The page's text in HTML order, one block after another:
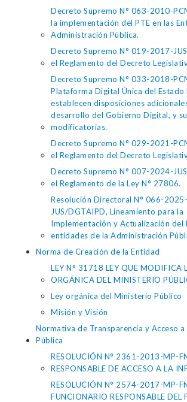
Decreto Supremo N° 063-2010-
la implementación del PTE en las
Administración Pública.
Decreto Supremo N° 019-2017-
el Reglamento del Decreto
Decreto Supremo N° 033-2018-
Plataforma Digital Única del Estado
establecen disposiciones
desarrollo del Gobierno Digital, y
modificatorias.
Decreto Supremo N° 029-2021-
el Reglamento del Decreto
Decreto Supremo N° 007-2024-
el Reglamento de la Ley N° 27806.
Resolución Directoral N° 066-2025-
JUS/DGTAIPD, Lineamiento para la
Implementación y Actualización del
entidades de la Administración
Norma de Creación de la Entidad
LEY N° 31718 LEY QUE MODIFICA
ORGÁNICA DEL MINISTERIO
Ley orgánica del Ministerio Público
Misión y Visión
Normativa de Transparencia y Acceso
Pública
RESOLUCIÓN N° 2361-2013-MP-
RESPONSABLE DE ACCESO A LA
RESOLUCIÓN N° 2574-2017-MP-
FUNCIONARIO RESPONSABLE DEL